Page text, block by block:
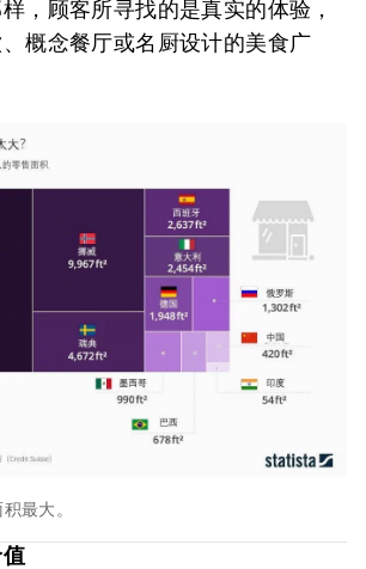
，顾客所寻找的是真实的体验，
概念餐厅或名厨设计的美食广
最大。